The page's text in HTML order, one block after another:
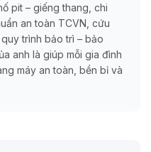
pit – giếng thang, chi
an toàn TCVN, cứu
trình bảo trì – bảo
anh là giúp mỗi gia đình
máy an toàn, bền bỉ và